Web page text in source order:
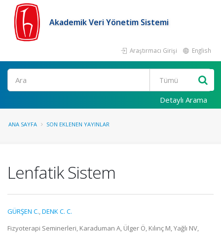
Akademik Veri Yönetim Sistemi
Araştırmacı Girişi English
Ara
Detaylı Arama
ANA SAYFA SON EKLENEN YAYINLAR
Lenfatik Sistem
GÜRŞEN C.,DENK C. C.
Fizyoterapi Seminerleri, Karaduman A, Ülger Ö, Kılınç M, Yağlı NV,